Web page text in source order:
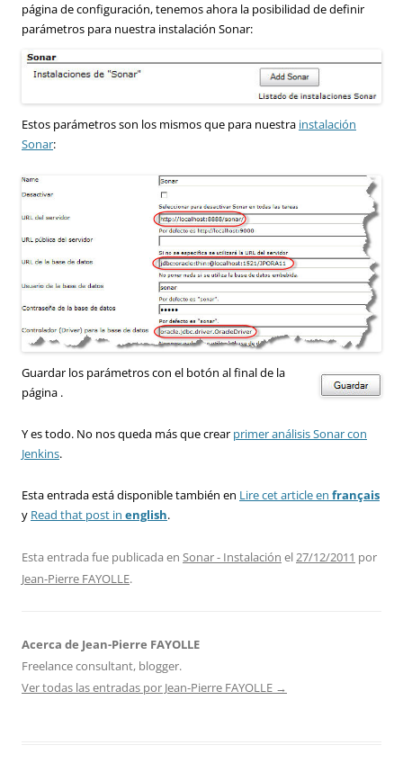
página de configuración, tenemos ahora la posibilidad de definir
parámetros para nuestra instalación Sonar:
Estos parámetros son los mismos que para nuestra instalación
Sonar:
Guardar los parámetros con el botón al final de la
página .
Y es todo. No nos queda más que crear primer análisis Sonar con
Jenkins.
Esta entrada está disponible también en Lire cet article en français
y Read that post in english.
Esta entrada fue publicada en Sonar - Instalación el27/12/2011 por
Jean-Pierre FAYOLLE.
Acerca de Jean-Pierre FAYOLLE
Freelance consultant, blogger.
Ver todas las entradas por Jean-Pierre FAYOLLE →